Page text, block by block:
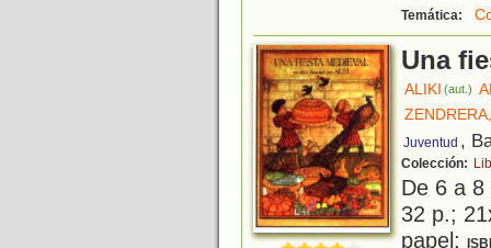
Temática:
Una
ALIKI (aut.)
Juventud ,
Colección:
De 6 a
32 p.;
papel;